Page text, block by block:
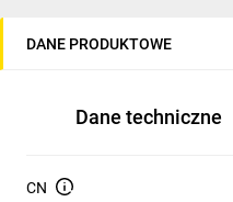
DANE PRODUKTOWE
Dane techniczne
CN